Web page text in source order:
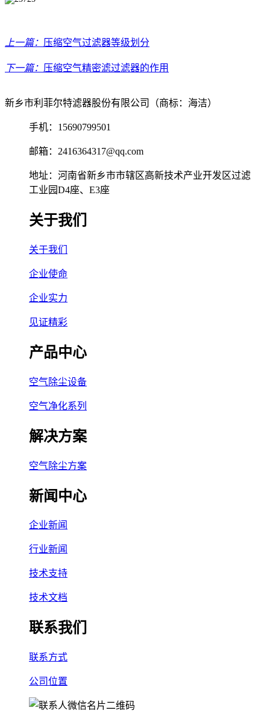
上一篇： 压缩空气过滤器等级划分
下一篇： 压缩空气精密滤过滤器的作用
新乡市利菲尔特滤器股份有限公司（商标：海洁）
手机：15690799501
邮箱：2416364317@qq.com
地址：河南省新乡市市辖区高新技术产业开发区过滤
工业园D4座、E3座
关于我们
关于我们
企业使命
企业实力
见证精彩
产品中心
空气除尘设备
空气净化系列
解决方案
空气除尘方案
新闻中心
企业新闻
行业新闻
技术支持
技术文档
联系我们
联系方式
公司位置